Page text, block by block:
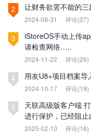
2 让财务欲罢不能的三
2024-08-31 评论(27)
3
iStoreOS手动上传
请检查网络…..
2024-11-22 评论(26)
4 用友U8+项目档案导
2024-10-17 评论(19)
5
天联高级版客户端
进行保护，已经阻
关详细信息，请与管
2025-02-10 评论(16)